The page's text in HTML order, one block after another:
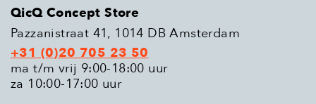
QicQ Concept Store
Pazzanistraat 41, 1014 DB Amsterdam
+31 (0)20 705 23 50
ma t/m vrij 9:00-18:00 uur
za 10:00-17:00 uur